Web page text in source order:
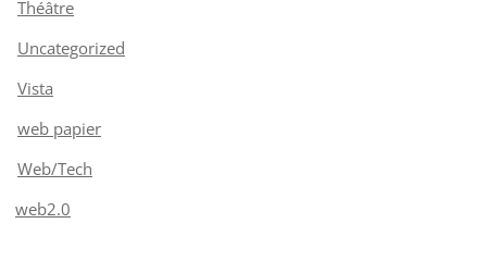
Théâtre
Uncategorized
Vista
web papier
Web/Tech
web2.0